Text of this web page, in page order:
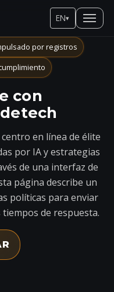
EN▾
por registros
con
en línea de élite
por IA y estrategias
de una interfaz de
página describe un
políticas para enviar
de respuesta.